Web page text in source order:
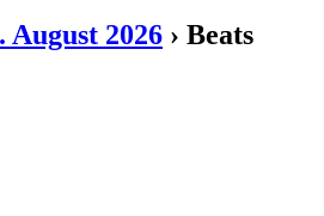
2026 › Beats